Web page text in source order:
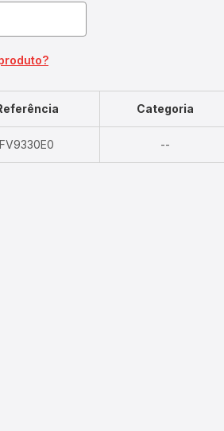
Categoria
FV9330E0 --Não
disponível